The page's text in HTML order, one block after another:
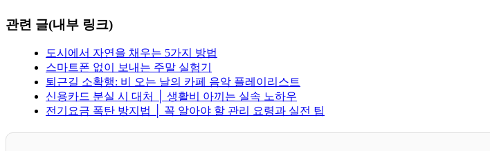
관련 글(내부 링크)
도시에서 자연을 채우는 5가지 방법
스마트폰 없이 보내는 주말 실험기
퇴근길 소확행: 비 오는 날의 카페 음악 플레이리스트
신용카드 분실 시 대처 │ 생활비 아끼는 실속 노하우
전기요금 폭탄 방지법 │ 꼭 알아야 할 관리 요령과 실전 팁